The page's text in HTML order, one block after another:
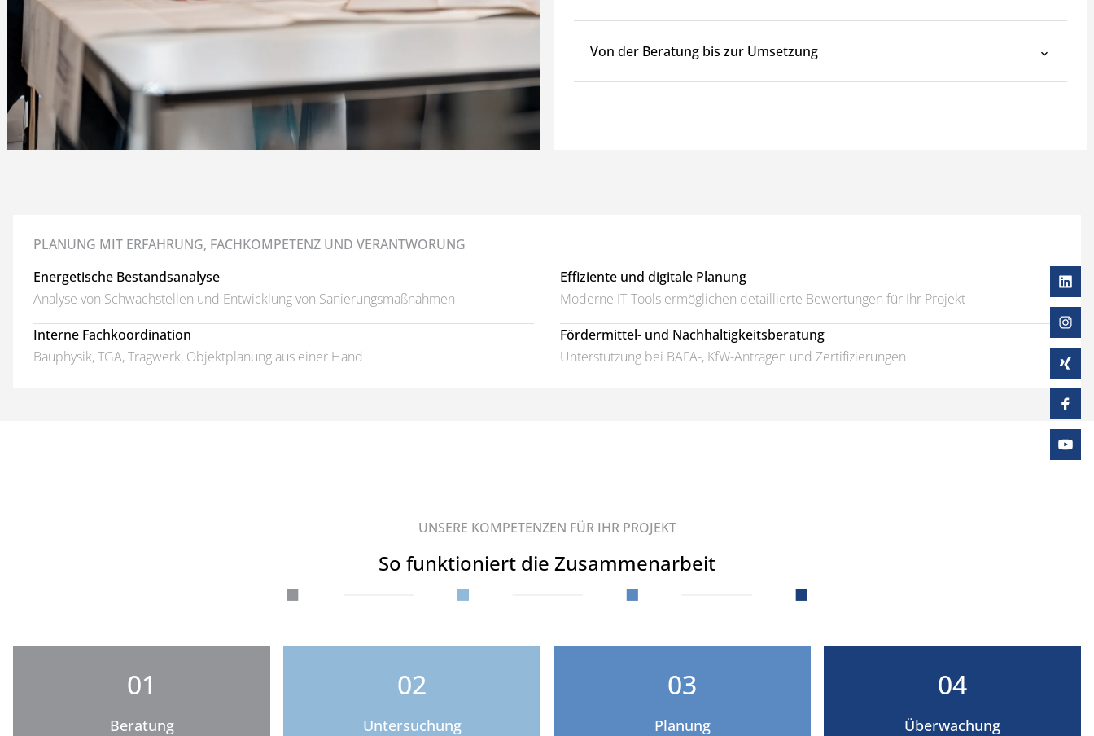
Von der Beratung bis zur Umsetzung
PLANUNG MIT ERFAHRUNG, FACHKOMPETENZ UND VERANTWORUNG
Energetische Bestandsanalyse
Analyse von Schwachstellen und Entwicklung von Sanierungsmaßnahmen
Effiziente und digitale Planung
Moderne IT-Tools ermöglichen detaillierte Bewertungen für Ihr Projekt
Interne Fachkoordination
Bauphysik, TGA, Tragwerk, Objektplanung aus einer Hand
Fördermittel- und Nachhaltigkeitsberatung
Unterstützung bei BAFA-, KfW-Anträgen und Zertifizierungen
UNSERE KOMPETENZEN FÜR IHR PROJEKT
So funktioniert die Zusammenarbeit
01
Beratung
02
Untersuchung
03
Planung
04
Überwachung